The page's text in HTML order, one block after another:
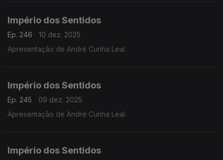
Império dos Sentidos
Ep. 246
10 dez. 2025
Apresentação de André Cunha Leal
Império dos Sentidos
Ep. 245
09 dez. 2025
Apresentação de André Cunha Leal
Império dos Sentidos